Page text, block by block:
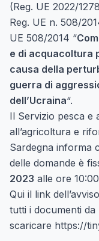
(Reg. UE 2022/
Reg. UE n. 508/
UE 508/2014 “
e di acquacoltura
causa della
guerra di
dell’Ucraina“.
Il Servizio pesca e
all’agricoltura e
Sardegna informa
delle domande è
2023 alle ore
Qui il link
tutti i documenti da
scaricare https://